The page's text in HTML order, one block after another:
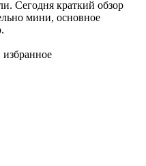
Сегодня краткий обзор
мини, основное
избранное